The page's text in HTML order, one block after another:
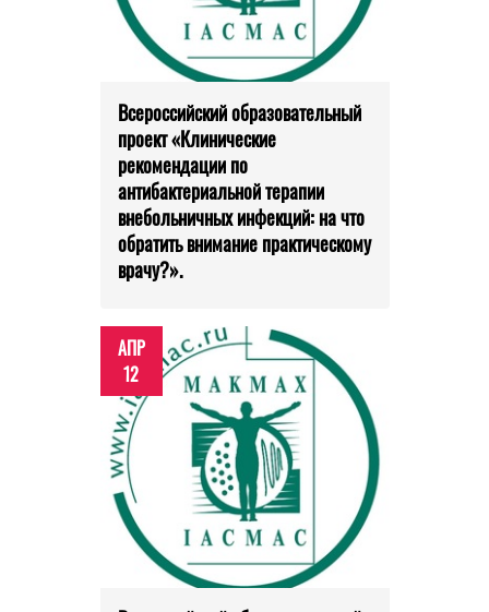
Всероссийский образовательный
проект «Клинические
рекомендации по
антибактериальной терапии
внебольничных инфекций: на что
обратить внимание практическому
врачу?».
АПР
12